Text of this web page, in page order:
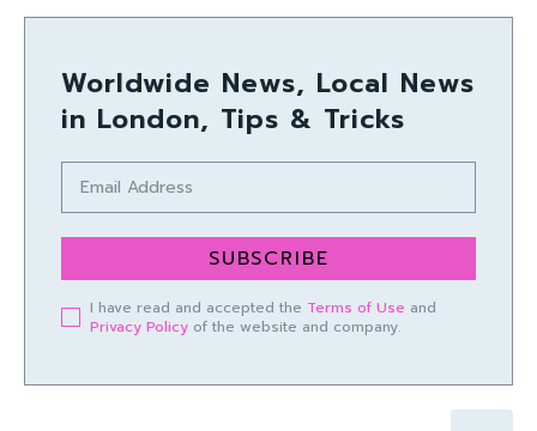
Worldwide News, Local News
in London, Tips & Tricks
SUBSCRIBE
I have read and accepted the Terms of Use and
Privacy Policy of the website and company.